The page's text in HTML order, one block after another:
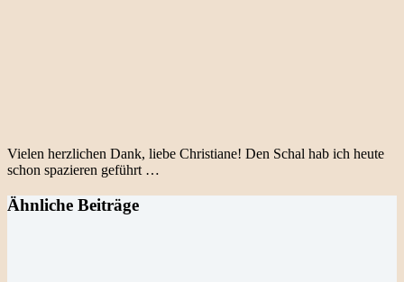
Vielen herzlichen Dank, liebe Christiane! Den Schal hab ich heute
schon spazieren geführt …
Ähnliche Beiträge